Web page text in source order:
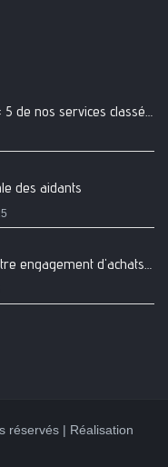
Evaluation HAS : 5 de nos services classés A
des aidants
Un prix pour notre engagement d'achats de produits locaux
réservés | Réalisation